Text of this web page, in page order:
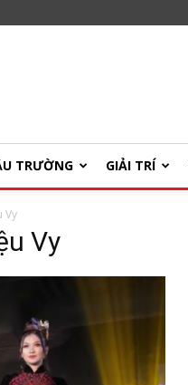
TRƯỜNG GIẢI TRÍ
Vy
Vy